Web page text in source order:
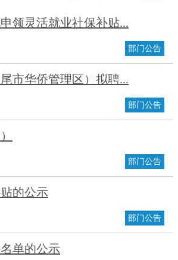
领灵活就业社保补贴...
部门公告
市华侨管理区）拟聘...
部门公告
部门公告
的公示
部门公告
单的公示